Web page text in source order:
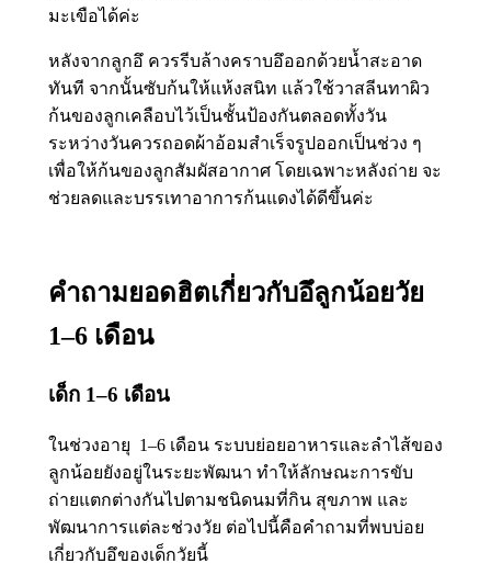
มะเขือได้ค่ะ
หลังจากลูกอึ ควรรีบล้างคราบอึออกด้วยน้ำสะอาด
ทันที จากนั้นซับก้นให้แห้งสนิท แล้วใช้วาสลีนทาผิว
ก้นของลูกเคลือบไว้เป็นชั้นป้องกันตลอดทั้งวัน
ระหว่างวันควรถอดผ้าอ้อมสำเร็จรูปออกเป็นช่วง ๆ
เพื่อให้ก้นของลูกสัมผัสอากาศ โดยเฉพาะหลังถ่าย จะ
ช่วยลดและบรรเทาอาการก้นแดงได้ดีขึ้นค่ะ
คำถามยอดฮิตเกี่ยวกับอึลูกน้อยวัย
1–6 เดือน
เด็ก 1–6 เดือน
ในช่วงอายุ 1–6 เดือน ระบบย่อยอาหารและลำไส้ของ
ลูกน้อยยังอยู่ในระยะพัฒนา ทำให้ลักษณะการขับ
ถ่ายแตกต่างกันไปตามชนิดนมที่กิน สุขภาพ และ
พัฒนาการแต่ละช่วงวัย ต่อไปนี้คือคำถามที่พบบ่อย
เกี่ยวกับอึของเด็กวัยนี้